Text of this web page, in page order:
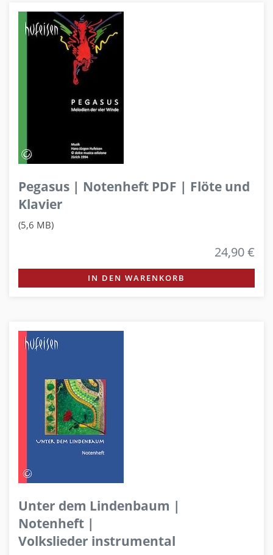
Pegasus | Notenheft PDF | Flöte und
Klavier
(5,6 MB)
24,90 €
IN DEN WARENKORB
Unter dem Lindenbaum |
Notenheft |
Volkslieder instrumental